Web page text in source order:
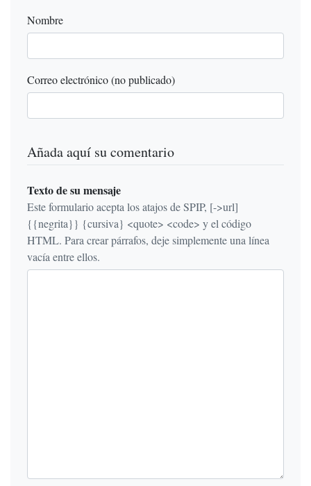
Nombre
Correo electrónico (no publicado)
Añada aquí su comentario
Texto de su mensaje
Este formulario acepta los atajos de SPIP, [->url]
{{negrita}} {cursiva} <quote> <code> y el código
HTML. Para crear párrafos, deje simplemente una línea
vacía entre ellos.